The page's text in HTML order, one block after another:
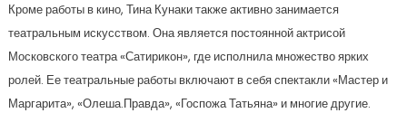
Кроме работы в кино, Тина Кунаки также активно занимается
театральным искусством. Она является постоянной актрисой
Московского театра «Сатирикон», где исполнила множество ярких
ролей. Ее театральные работы включают в себя спектакли «Мастер и
Маргарита», «Олеша.Правда», «Госпожа Татьяна» и многие другие.